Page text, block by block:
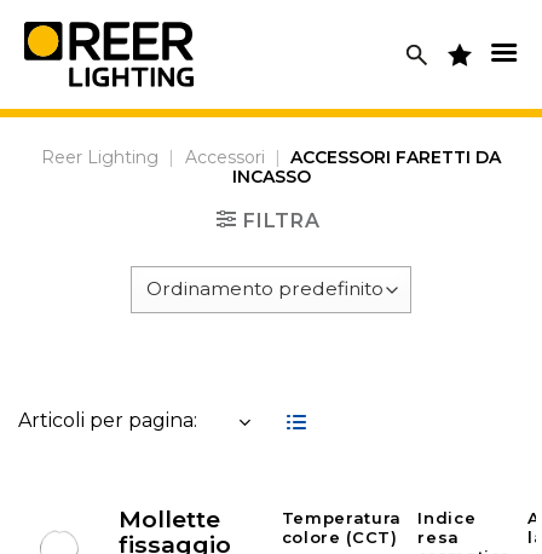
content
Reer Lighting | Accessori | ACCESSORI FARETTI DA
INCASSO
FILTRA
Articoli per pagina:
Mollette
fissaggio
Temperatura
colore (CCT)
Indice
resa